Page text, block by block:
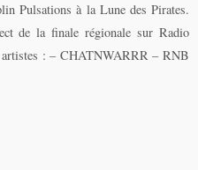
Pulsations à la Lune des Pirates.
de la finale régionale sur Radio
artistes : – CHATNWARRR – RNB